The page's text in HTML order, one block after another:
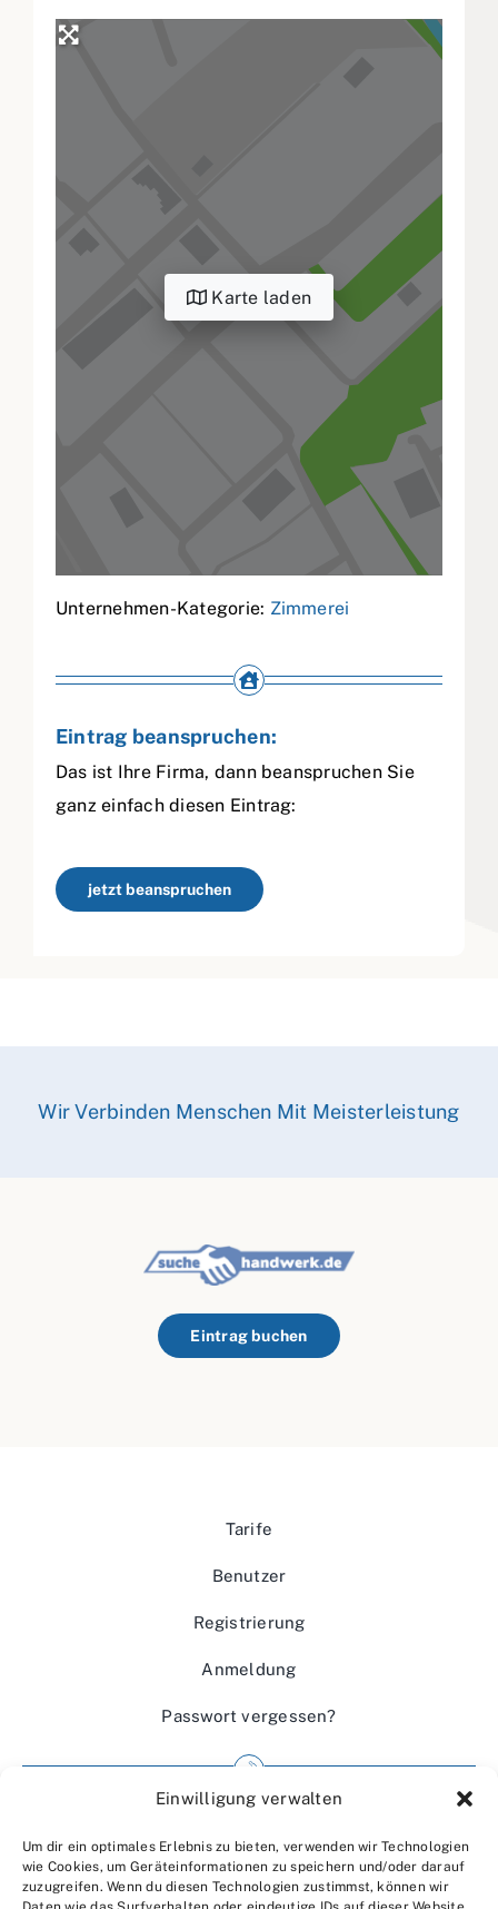
Einwilligung verwalten
Um dir ein optimales Erlebnis zu bieten, verwenden wir Technologien
wie Cookies, um Geräteinformationen zu speichern und/oder darauf
zuzugreifen. Wenn du diesen Technologien zustimmst, können wir
Karte laden
Unternehmen-Kategorie: Zimmerei
Eintrag beanspruchen:
Das ist Ihre Firma, dann beanspruchen Sie
ganz einfach diesen Eintrag:
jetzt beanspruchen
Wir Verbinden Menschen Mit Meisterleistung
Eintrag buchen
Tarife
Benutzer
Registrierung
Anmeldung
Passwort vergessen?
Wir über uns